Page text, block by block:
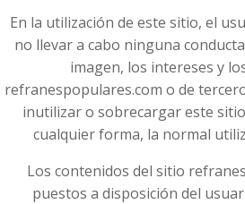
En la utilización de este sitio, el
no llevar a cabo ninguna
imagen, los intereses y
refranespopulares.com o de
inutilizar o sobrecargar este
cualquier forma, la normal
Los contenidos del sitio
puestos a disposición del